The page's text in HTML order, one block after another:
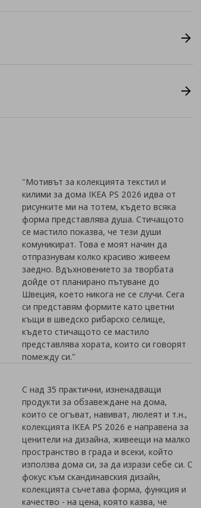
"Мотивът за колекцията текстил и
килими за дома IKEA PS 2026 идва от
рисунките ми на тотем, където всяка
форма представлява душа. Стичащото
се мастило показва, че тези души
комуникират. Това е моят начин да
отпразнувам колко красиво живеем
заедно. Вдъхновението за творбата
дойде от планирано пътуване до
Швеция, което никога не се случи. Сега
си представям формите като цветни
къщи в шведско рибарско селище,
където стичащото се мастило
представлява хората, които си говорят
помежду си."
С над 35 практични, изненадващи
продукти за обзавеждане на дома,
които се огъват, навиват, люлеят и т.н.,
колекцията IKEA PS 2026 е направена за
ценители на дизайна, живеещи на малко
пространство в града и всеки, който
използва дома си, за да изрази себе си. С
фокус към скандинавския дизайн,
колекцията съчетава форма, функция и
качество - на цена, която казва, че